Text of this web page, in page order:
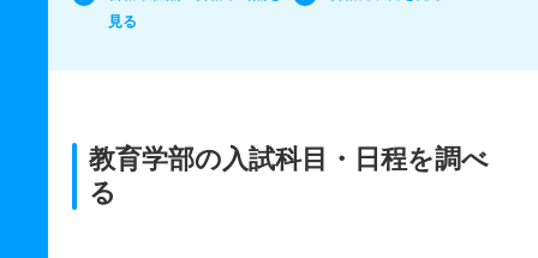
見る
教育学部の入試科目・日程を調べ
る